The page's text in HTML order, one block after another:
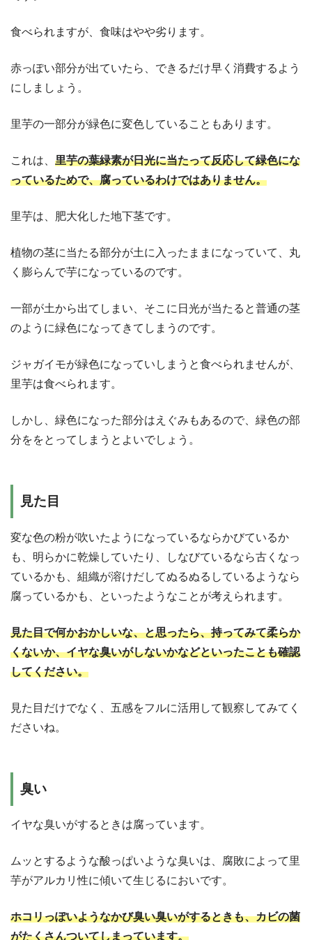
食べられますが、食味はやや劣ります。
赤っぽい部分が出ていたら、できるだけ早く消費するよう
にしましょう。
里芋の一部分が緑色に変色していることもあります。
これは、 里芋の葉緑素が日光に当たって反応して緑色にな
っているためで、腐っているわけではありません。
里芋は、肥大化した地下茎です。
植物の茎に当たる部分が土に入ったままになっていて、丸
く膨らんで芋になっているのです。
一部が土から出てしまい、そこに日光が当たると普通の茎
のように緑色になってきてしまうのです。
ジャガイモが緑色になっていしまうと食べられませんが、
里芋は食べられます。
しかし、緑色になった部分はえぐみもあるので、緑色の部
分ををとってしまうとよいでしょう。
見た目
変な色の粉が吹いたようになっているならかびているか
も、明らかに乾燥していたり、しなびているなら古くなっ
ているかも、組織が溶けだしてぬるぬるしているようなら
腐っているかも、といったようなことが考えられます。
見た目で何かおかしいな、と思ったら、持ってみて柔らか
くないか、イヤな臭いがしないかなどといったことも確認
してください。
見た目だけでなく、五感をフルに活用して観察してみてく
ださいね。
臭い
イヤな臭いがするときは腐っています。
ムッとするような酸っぱいような臭いは、腐敗によって里
芋がアルカリ性に傾いて生じるにおいです。
ホコリっぽいようなかび臭い臭いがするときも、カビの菌
がたくさんついてしまっています。